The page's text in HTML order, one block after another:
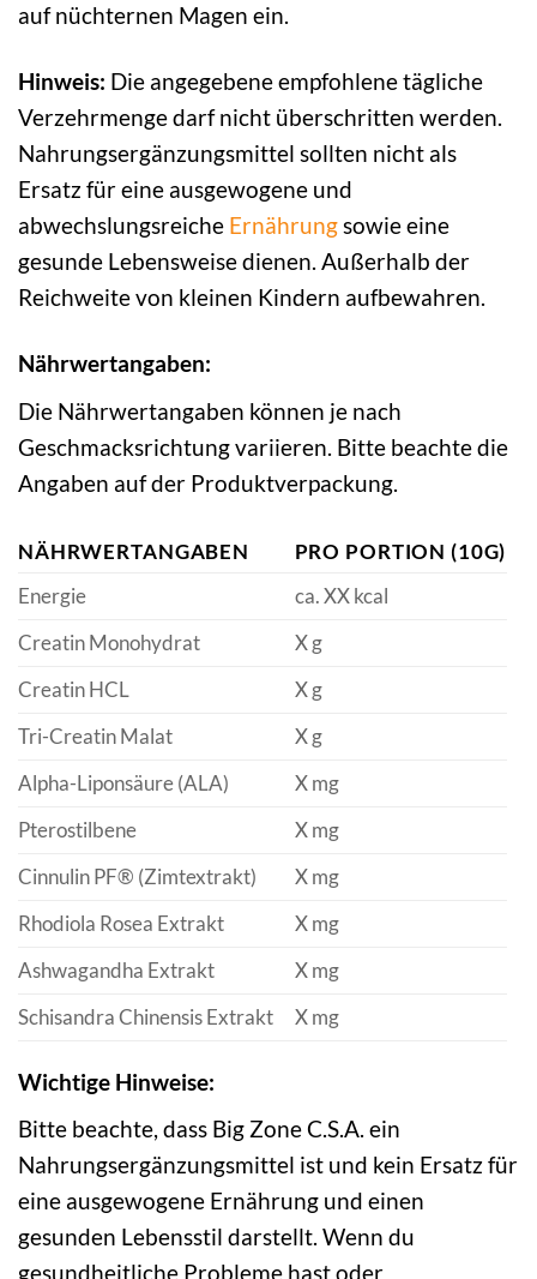
auf nüchternen Magen ein.
Hinweis: Die angegebene empfohlene tägliche
Verzehrmenge darf nicht überschritten werden.
Nahrungsergänzungsmittel sollten nicht als
Ersatz für eine ausgewogene und
abwechslungsreiche Ernährungsowie eine
gesunde Lebensweise dienen. Außerhalb der
Reichweite von kleinen Kindern aufbewahren.
Nährwertangaben:
Die Nährwertangaben können je nach
Geschmacksrichtung variieren. Bitte beachte die
Angaben auf der Produktverpackung.
NÄHRWERTANGABEN
PRO PORTION (10G)
Energie
ca. XX kcal
Creatin Monohydrat
X g
Creatin HCL
X g
Tri-Creatin Malat
X g
Alpha-Liponsäure (ALA)
X mg
Pterostilbene
X mg
Cinnulin PF® (Zimtextrakt)
X mg
Rhodiola Rosea Extrakt
X mg
Ashwagandha Extrakt
X mg
Schisandra Chinensis Extrakt
X mg
Wichtige Hinweise:
Bitte beachte, dass Big Zone C.S.A. ein
Nahrungsergänzungsmittel ist und kein Ersatz für
eine ausgewogene Ernährung und einen
gesunden Lebensstil darstellt. Wenn du
gesundheitliche Probleme hast oder